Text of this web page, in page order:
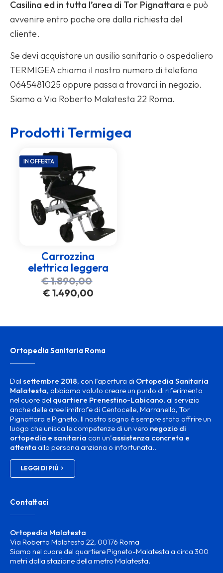
Casilina ed in tutta l’area di Tor Pignattara e può
avvenire entro poche ore dalla richiesta del
cliente.
Se devi acquistare un ausilio sanitario o ospedaliero
TERMIGEA chiama il nostro numero di telefono
0645481025 oppure passa a trovarci in negozio.
Siamo a Via Roberto Malatesta 22 Roma.
Prodotti Termigea
IN OFFERTA
Carrozzina
elettrica leggera
€1.890,00
€ 1.490,00Il
Ortopedia Sanitaria Roma
Dal settembre 2018, con l’apertura di Ortopedia Sanitaria
Malatesta, abbiamo voluto creare un punto di riferimento
nel cuore del quartiere Prenestino-Labicano, al servizio
anche delle aree limitrofe di Centocelle, Marranella, Tor
Pignattara e Pigneto. Il nostro sogno è sempre stato offrire un
luogo che unisca le competenze di un vero negozio di
ortopedia e sanitaria con un’assistenza concreta e
attenta alla persona anziana o infortunata..
LEGGI DI PIÙ
Contattaci
Ortopedia Malatesta
Via Roberto Malatesta 22, 00176 Roma
Siamo nel cuore del quartiere Pigneto-Malatesta a circa 300
metri dalla stazione della metro Malatesta.